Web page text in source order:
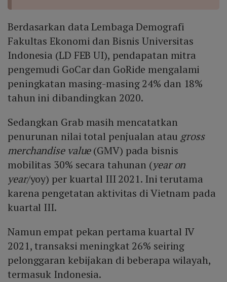
Berdasarkan data Lembaga Demografi
Fakultas Ekonomi dan Bisnis Universitas
Indonesia (LD FEB UI), pendapatan mitra
pengemudi GoCar dan GoRide mengalami
peningkatan masing-masing 24% dan 18%
tahun ini dibandingkan 2020.
Sedangkan Grab masih mencatatkan
penurunan nilai total penjualan atau gross
merchandise value(GMV) pada bisnis
mobilitas 30% secara tahunan (year on
year/yoy) per kuartal III 2021. Ini terutama
karena pengetatan aktivitas di Vietnam pada
kuartal III.
Namun empat pekan pertama kuartal IV
2021, transaksi meningkat 26% seiring
pelonggaran kebijakan di beberapa wilayah,
termasuk Indonesia.